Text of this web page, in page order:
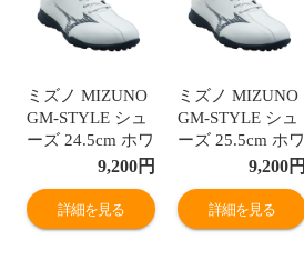
ミズノ MIZUNO
GM-STYLE シュ
ーズ 24.5cm ホワ
イト／ネイビー
01
9,200円
詳細を見る
ミズノ MIZUNO
GM-STYLE シュ
ーズ 25.5cm ホワ
イト／ネイビー
01
9,200円
詳細を見る